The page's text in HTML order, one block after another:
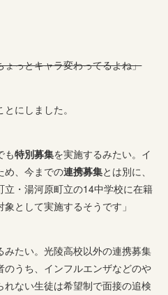
っとキャラ変わってるよね」
にしました。
も特別募集を実施するみたい。イ
め、今までの連携募集とは別に、
・湯河原町立の14中学校に在籍
として実施するそうです」
たい。光陵高校以外の連携募集
のうち、インフルエンザなどのや
ない生徒は希望制で面接の追検